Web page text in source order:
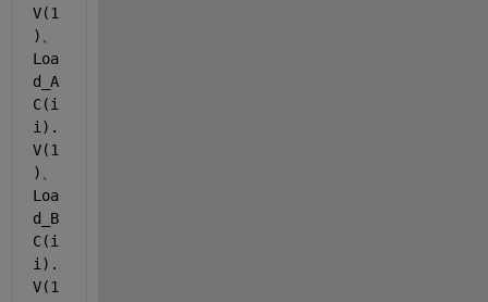
V(1
)
Loa
d_A
C(i
i).
V(1
)
Loa
d_B
C(i
i).
V(1